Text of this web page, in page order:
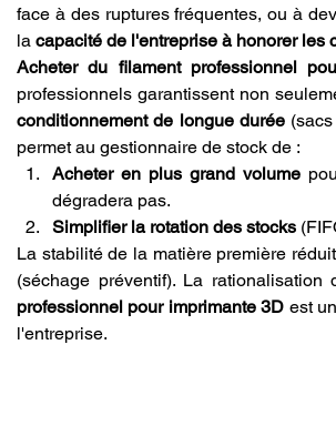
face à des ruptures fréquentes, ou à
la capacité de l'entreprise à honorer les
Acheter du filament professionnel
professionnels garantissent non
conditionnement de longue durée (sacs
permet au gestionnaire de stock de :
Acheter en plus grand volume
dégradera pas.
Simplifier la rotation des stocks
La stabilité de la matière première
(séchage préventif). La
professionnel pour imprimante 3D est
l'entreprise.